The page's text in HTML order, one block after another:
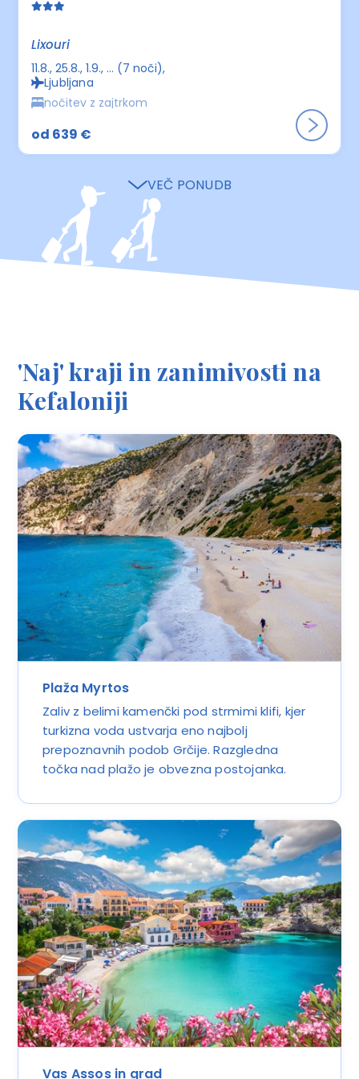
Lixouri
11.8., 25.8., 1.9., ... (7 noči)
Ljubljana
nočitev z zajtrkom
od 639 €
VEČ PONUDB
'Naj' kraji in zanimivosti na
Kefaloniji
Plaža Myrtos
Zaliv z belimi kamenčki pod strmimi klifi, kjer
turkizna voda ustvarja eno najbolj
prepoznavnih podob Grčije. Razgledna
točka nad plažo je obvezna postojanka.
Vas Assos in grad